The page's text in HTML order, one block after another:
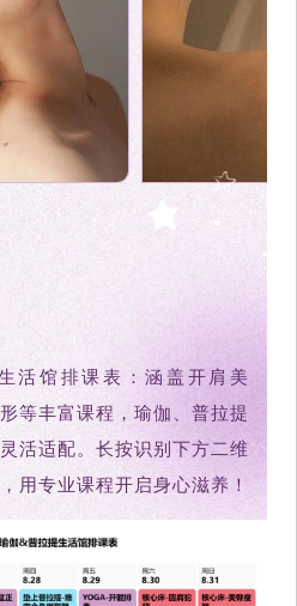
活馆排课表：涵盖开肩美
等丰富课程，瑜伽、普拉提
活适配。长按识别下方二维
用专业课程开启身心滋养！